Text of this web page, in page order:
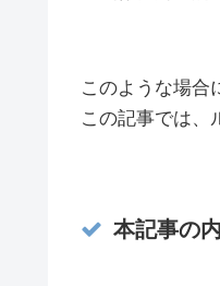
このような場合
この記事では、
本記事の